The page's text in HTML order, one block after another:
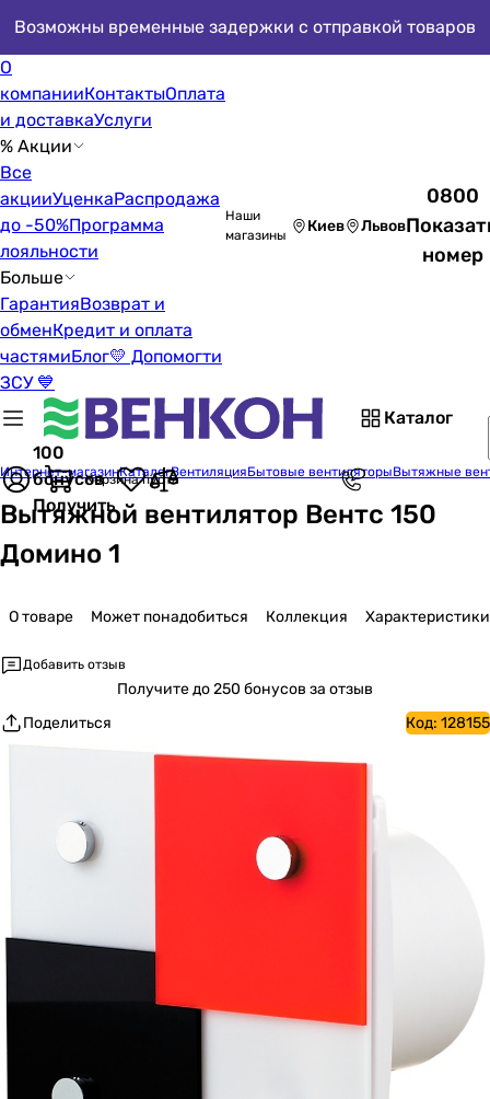
Возможны временные задержки с отправкой товаров
О
компанииКонтактыОплата
и доставкаУслуги
% Акции
Все
акцииУценкаРаспродажа
до -50%Программа
лояльности
Больше
ГарантияВозврат и
обменКредит и оплата
частямиБлог💛 Допомогти
ЗСУ 💙
Наши
магазины
Киев Львов
0800
номер
Каталог
100
бонусов
Получить
Корзина пуста
Интернет-магазинКаталогВентиляцияБытовые вентиляторыВытяжные
Вытяжной вентилятор Вентс 150
Домино 1
О товаре Может понадобиться Коллекция Характеристики
Добавить отзыв
Получитедо 250 бонусов за отзыв
Поделиться
Код: 128155